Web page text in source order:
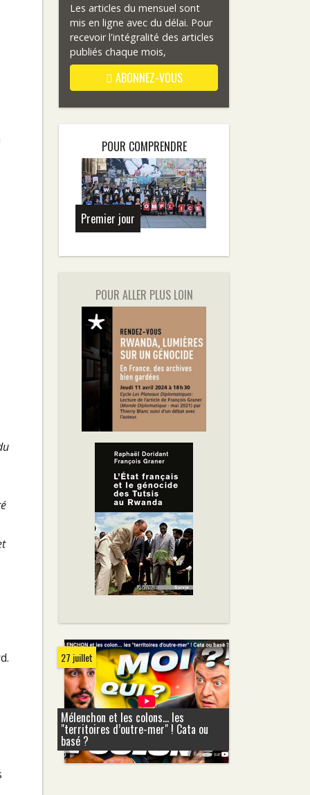
Les articles du mensuel sont
mis en ligne avec du délai. Pour
recevoir l'intégralité des articles
publiés chaque mois,
ABONNEZ-VOUS
POUR COMPRENDRE
Premier jour
POUR ALLER PLUS LOIN
27 juillet
Mélenchon et les colons... les
"territoires d’outre-mer" ! Cata ou
basé ?